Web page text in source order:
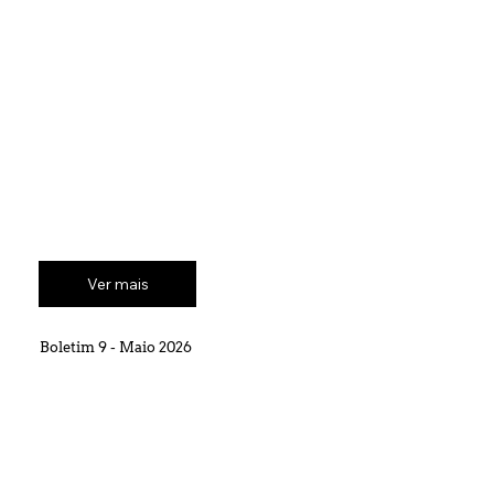
Ver mais
Boletim 9 - Maio 2026